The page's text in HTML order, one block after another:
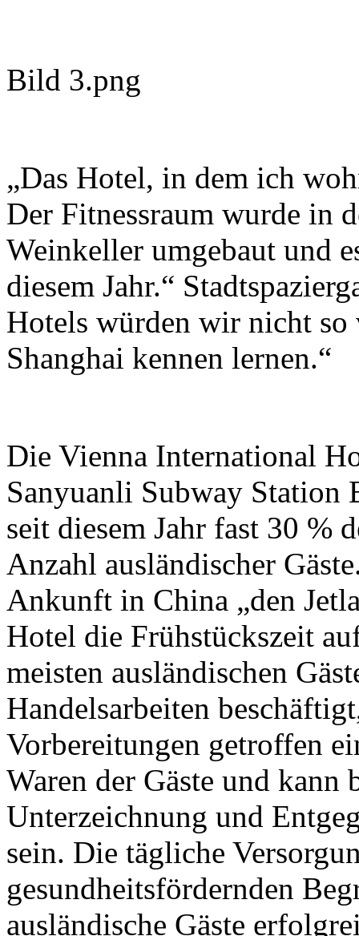
Bild 3.png
„Das Hotel, in dem ich
Der Fitnessraum wurde in
Weinkeller umgebaut und
diesem Jahr.“
Hotels würden wir nicht so
Shanghai kennen lernen.“
Die Vienna International
Sanyuanli Subway Station
seit diesem Jahr fast 30 %
Anzahl ausländischer
Ankunft in China „den
Hotel die Frühstückszeit
meisten ausländischen
Handelsarbeiten
Vorbereitungen getroffen
Waren der Gäste und kann
Unterzeichnung und
sein. Die tägliche
gesundheitsfördernden
ausländische Gäste